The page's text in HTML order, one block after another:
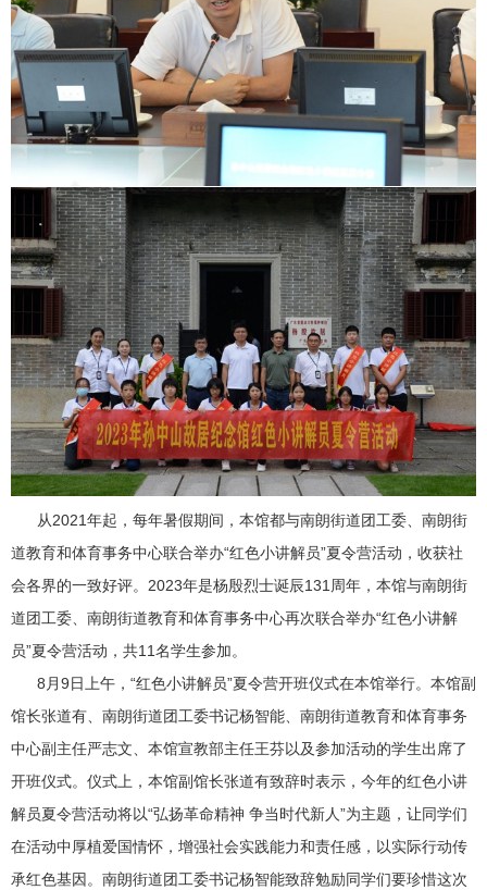
从2021年起，每年暑假期间，本馆都与南朗街道团工委、南朗街
道教育和体育事务中心联合举办“红色小讲解员”夏令营活动，收获社
会各界的一致好评。2023年是杨殷烈士诞辰131周年，本馆与南朗街
道团工委、南朗街道教育和体育事务中心再次联合举办“红色小讲解
员”夏令营活动，共11名学生参加。
8月9日上午，“红色小讲解员”夏令营开班仪式在本馆举行。本馆副
馆长张道有、南朗街道团工委书记杨智能、南朗街道教育和体育事务
中心副主任严志文、本馆宣教部主任王芬以及参加活动的学生出席了
开班仪式。仪式上，本馆副馆长张道有致辞时表示，今年的红色小讲
解员夏令营活动将以“弘扬革命精神 争当时代新人”为主题，让同学们
在活动中厚植爱国情怀，增强社会实践能力和责任感，以实际行动传
承红色基因。南朗街道团工委书记杨智能致辞勉励同学们要珍惜这次